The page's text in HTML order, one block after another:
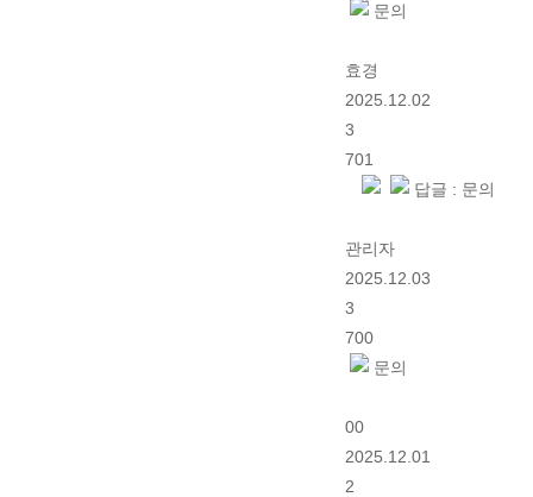
문의
효경
2025.12.02
3
701
답글 : 문의
관리자
2025.12.03
3
700
문의
00
2025.12.01
2